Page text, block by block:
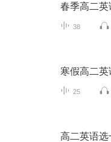
春季高二英
38
寒假高二英
25
高二英语选